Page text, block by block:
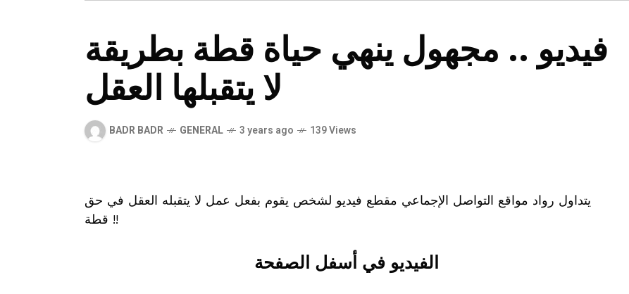
فيديو .. مجهول ينهي حياة قطة بطريقة
لا يتقبلها العقل
BADR BADR GENERAL 3 years ago 139 Views
يتداول رواد مواقع التواصل الإجماعي مقطع فيديو لشخص يقوم بفعل عمل لا يتقبله العقل في حق
قطة !!
الفيديو في أسفل الصفحة